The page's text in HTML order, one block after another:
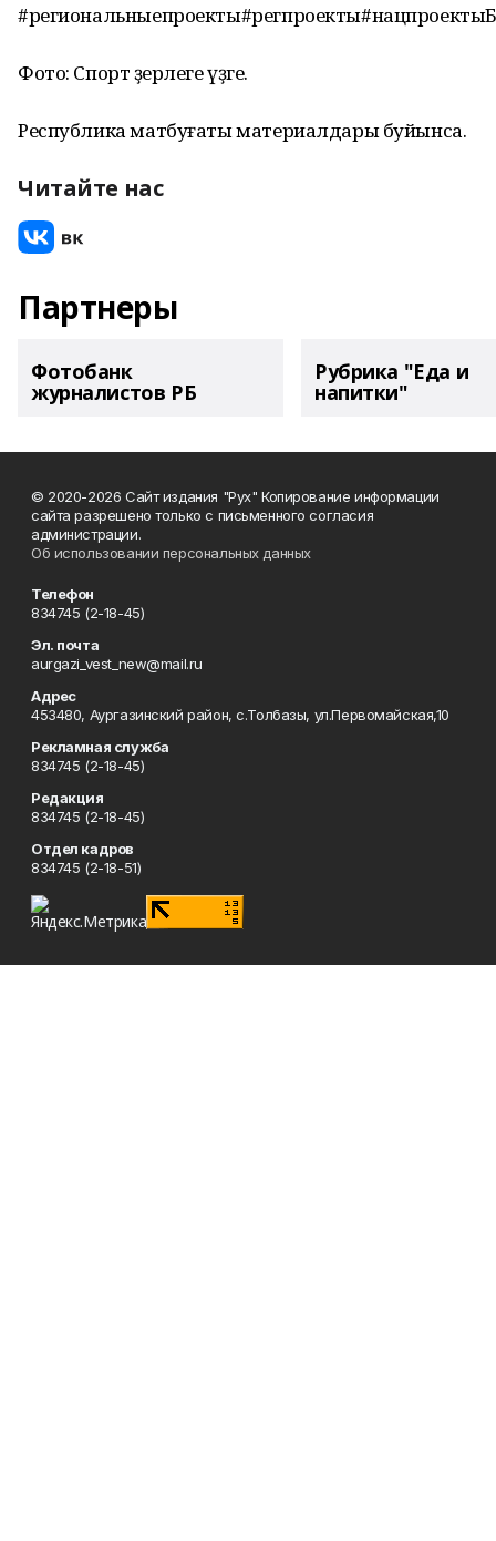
Фото: Спорт әҙерлеге үҙәге.
Республика матбуғаты материалдары буйынса.
Читайте нас
Партнеры
Фотобанк
журналистов РБ
Рубрика "Еда и
напитки"
© 2020-2026 Сайт издания "Рух" Копирование информации
сайта разрешено только с письменного согласия
администрации.
Об использовании персональных данных
Телефон
834745 (2-18-45)
Эл. почта
aurgazi_vest_new@mail.ru
Адрес
453480, Аургазинский район, с.Толбазы, ул.Первомайская,10
Рекламная служба
834745 (2-18-45)
Редакция
834745 (2-18-45)
Отдел кадров
834745 (2-18-51)